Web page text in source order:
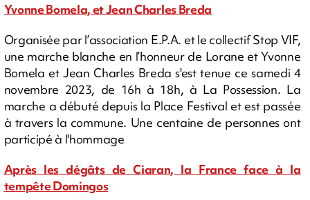
Yvonne Bomela, et Jean Charles Breda
Organisée par l’association E.P.A. et le collectif Stop VIF,
une marche blanche en l’honneur de Lorane et Yvonne
Bomela et Jean Charles Breda s'est tenue ce samedi 4
novembre 2023, de 16h à 18h, à La Possession. La
marche a débuté depuis la Place Festival et est passée
à travers la commune. Une centaine de personnes ont
participé à l'hommage
Après les dégâts de Ciaran, la France face à la
tempête Domingos